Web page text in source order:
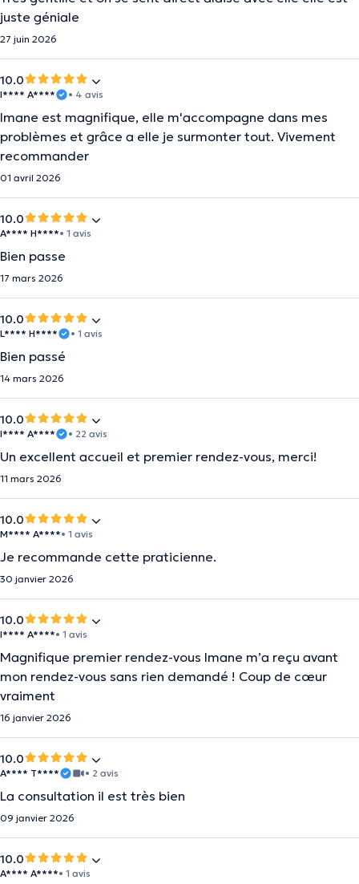
juste géniale
27 juin 2026
10.0
I**** A**** • 4 avis
Imane est magnifique, elle m'accompagne dans mes
problèmes et grâce a elle je surmonter tout. Vivement
recommander
01 avril 2026
10.0
A**** H****• 1 avis
Bien passe
17 mars 2026
10.0
L**** H**** • 1 avis
Bien passé
14 mars 2026
10.0
I**** A**** • 22 avis
Un excellent accueil et premier rendez-vous, merci!
11 mars 2026
10.0
M**** A****• 1 avis
Je recommande cette praticienne.
30 janvier 2026
10.0
I**** A****• 1 avis
Magnifique premier rendez-vous Imane m’a reçu avant
mon rendez-vous sans rien demandé ! Coup de cœur
vraiment
16 janvier 2026
10.0
A**** T**** • 2 avis
La consultation il est très bien
09 janvier 2026
10.0
A**** A****• 1 avis